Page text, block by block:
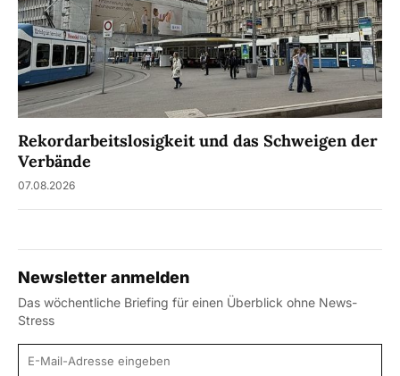
Rekordarbeitslosigkeit und das Schweigen der
Verbände
07.08.2026
Newsletter anmelden
Das wöchentliche Briefing für einen Überblick ohne News-
Stress
E-Mail-Adresse